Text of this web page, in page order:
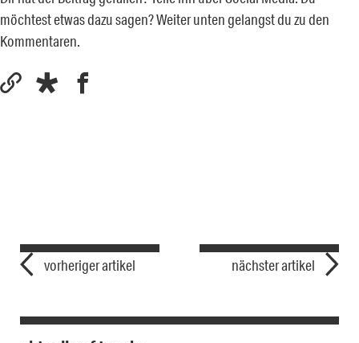
möchtest etwas dazu sagen? Weiter unten gelangst du zu den
Kommentaren.
vorheriger artikel nächster artikel